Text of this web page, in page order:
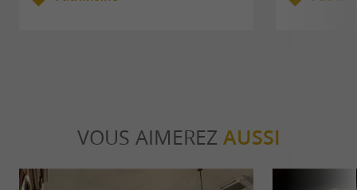
VOUS AIMEREZ AUSSI